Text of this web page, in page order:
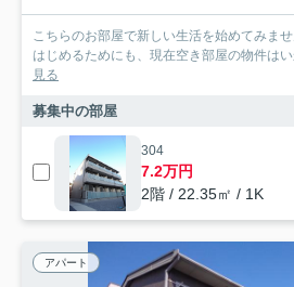
こちらのお部屋で新しい生活を始めてみま
はじめるためにも、現在空き部屋の物件は
見る
募集中の部屋
304
7.2万円
2階 / 22.35㎡ / 1K
アパート